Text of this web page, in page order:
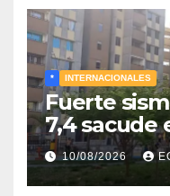
* INTERNACIONALES
Fuerte
7,4 sacude
Colombia y
en Chocó
10/08/2026